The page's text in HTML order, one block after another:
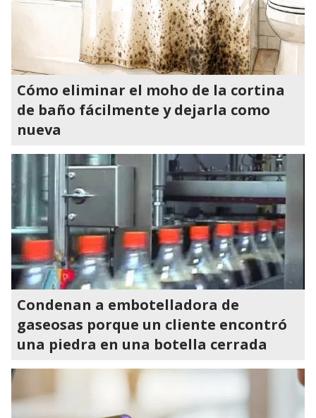
Cómo eliminar el moho de la cortina
de baño fácilmente y dejarla como
nueva
Condenan a embotelladora de
gaseosas porque un cliente encontró
una piedra en una botella cerrada